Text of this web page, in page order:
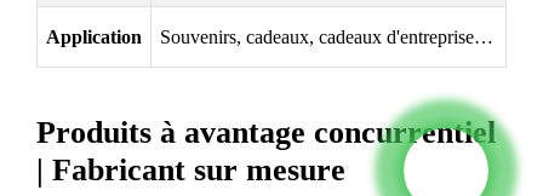
Application Souvenirs, cadeaux, cadeaux d'entreprise…
Produits à avantage concurrentiel
| Fabricant sur mesure